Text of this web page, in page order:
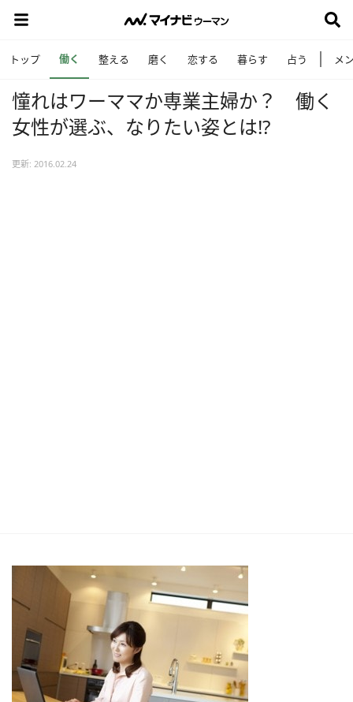
トップ 働く 整える 磨く 恋する 暮らす 占う メ
憧れはワーママか専業主婦か？ 働く
女性が選ぶ、なりたい姿とは!?
更新: 2016.02.24